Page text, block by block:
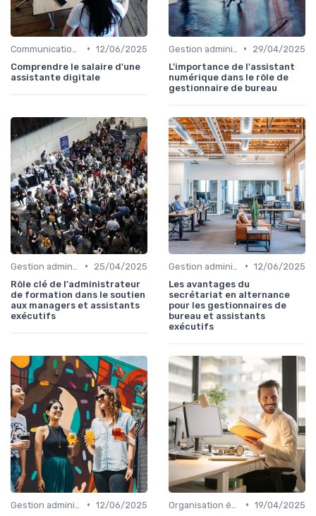
• 12/06/2025
Comprendre le salaire d'une
assistante digitale
•
29/04/2025
L'importance de l'assistant
numérique dans le rôle de
gestionnaire de bureau
•
25/04/2025
Rôle clé de l'administrateur
de formation dans le soutien
aux managers et assistants
exécutifs
• 12/06/2025
Les avantages du
secrétariat en alternance
pour les gestionnaires de
bureau et assistants
exécutifs
• 12/06/2025
• 19/04/2025